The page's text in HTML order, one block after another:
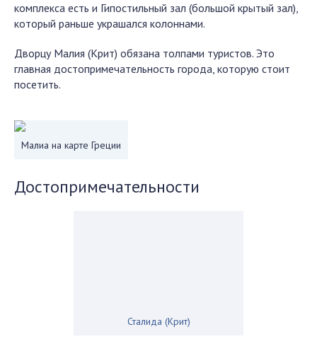
комплекса есть и Гипостильный зал (большой крытый зал),
который раньше украшался колоннами.
Дворцу Малия (Крит) обязана толпами туристов. Это
главная достопримечательность города, которую стоит
посетить.
Малиа на карте Греции
Достопримечательности
Сталида (Крит)